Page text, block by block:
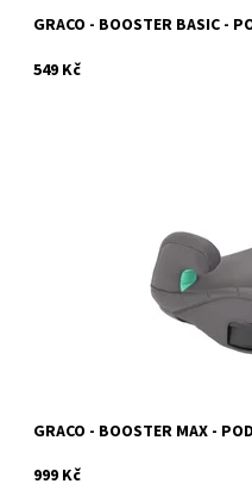
Značka:
GRACO - BOOSTER BASIC -
549 Kč
Značka:
GRACO - BOOSTER MAX -
999 Kč